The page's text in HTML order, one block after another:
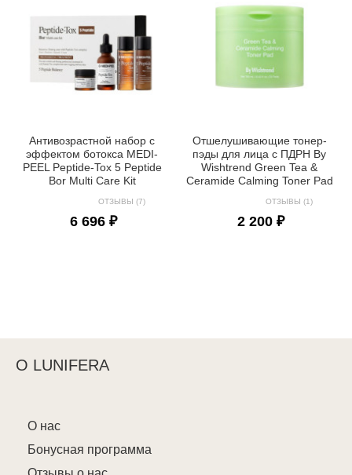
Антивозрастной набор с
эффектом ботокса MEDI-
PEEL Peptide-Tox 5 Peptide
Bor Multi Care Kit
ОТЗЫВЫ (7)
6 696 ₽
Отшелушивающие тонер-
пэды для лица с ПДРН By
Wishtrend Green Tea &
Ceramide Calming Toner Pad
ОТЗЫВЫ (1)
2 200 ₽
О LUNIFERA
О нас
Бонусная программа